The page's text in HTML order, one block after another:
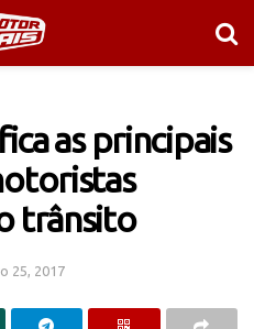
as principais
trânsito
25, 2017